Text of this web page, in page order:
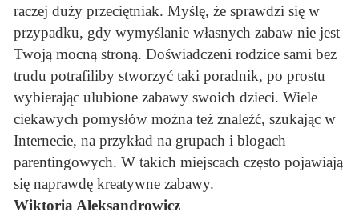
raczej duży przeciętniak. Myślę, że sprawdzi się w
przypadku, gdy wymyślanie własnych zabaw nie jest
Twoją mocną stroną. Doświadczeni rodzice sami bez
trudu potrafiliby stworzyć taki poradnik, po prostu
wybierając ulubione zabawy swoich dzieci. Wiele
ciekawych pomysłów można też znaleźć, szukając w
Internecie, na przykład na grupach i blogach
parentingowych. W takich miejscach często pojawiają
się naprawdę kreatywne zabawy.
Wiktoria Aleksandrowicz